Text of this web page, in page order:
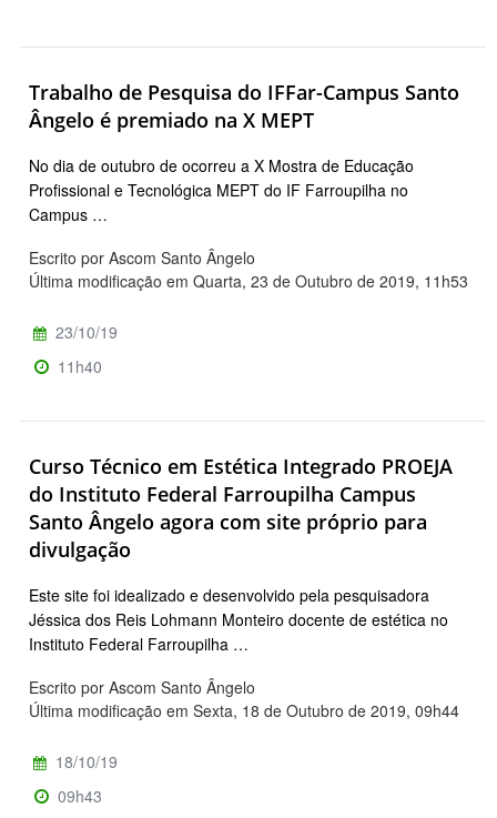
Trabalho de Pesquisa do IFFar-Campus Santo
Ângelo é premiado na X MEPT
No dia de outubro de ocorreu a X Mostra de Educação
Profissional e Tecnológica MEPT do IF Farroupilha no
Campus …
Escrito por Ascom Santo Ângelo
Última modificação em Quarta, 23 de Outubro de 2019, 11h53
23/10/19
11h40
Curso Técnico em Estética Integrado PROEJA
do Instituto Federal Farroupilha Campus
Santo Ângelo agora com site próprio para
divulgação
Este site foi idealizado e desenvolvido pela pesquisadora
Jéssica dos Reis Lohmann Monteiro docente de estética no
Instituto Federal Farroupilha …
Escrito por Ascom Santo Ângelo
Última modificação em Sexta, 18 de Outubro de 2019, 09h44
18/10/19
09h43